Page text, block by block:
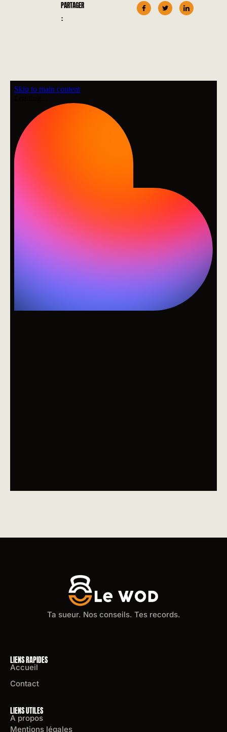
PARTAGER
:
Ta sueur. Nos conseils. Tes records.
LIENS RAPIDES
Accueil
Contact
LIENS UTILES
A propos
Mentions légales